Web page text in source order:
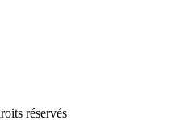
réservés